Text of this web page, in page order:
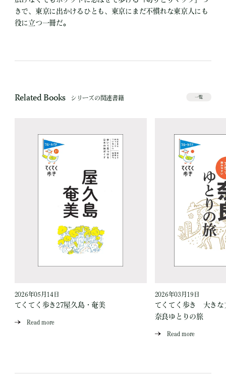
きで、東京に出かけるひとも、東京にまだ不慣れな東京人にも
役に立つ一冊だ。
Related Books シリーズの関連書籍 一覧
2026年05月14日
てくてく歩き27屋久島・奄美
Read more
2026年03月19日
てくてく歩き 大き
奈良ゆとりの旅
Read more